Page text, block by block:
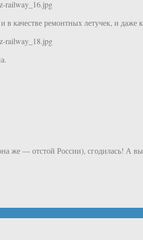
railway_16.jpg
качестве ремонтных летучек, и даже
railway_18.jpg
же — отстой России), сгодилась! А